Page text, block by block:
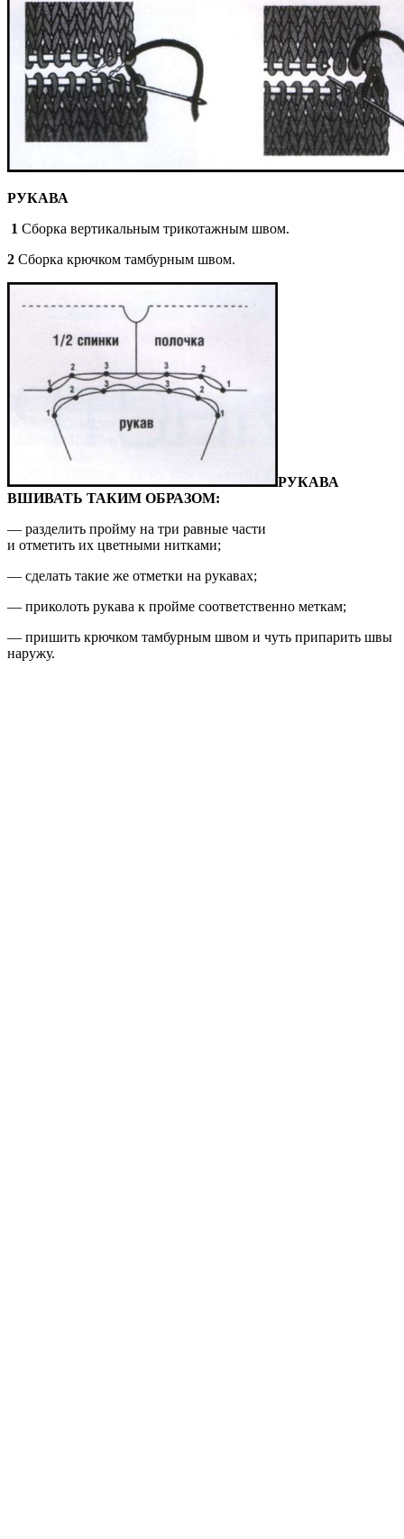
РУКАВА
1 Сборка вертикальным трикотажным швом.
2 Сборка крючком тамбурным швом.
РУКАВА
ВШИВАТЬ ТАКИМ ОБРАЗОМ:
— разделить пройму на три равные части
и отметить их цветными нитками;
— сделать такие же отметки на рукавах;
— приколоть рукава к пройме cоответственно меткам;
— пришить крючком тамбурным швом и чуть припарить швы
наружу.